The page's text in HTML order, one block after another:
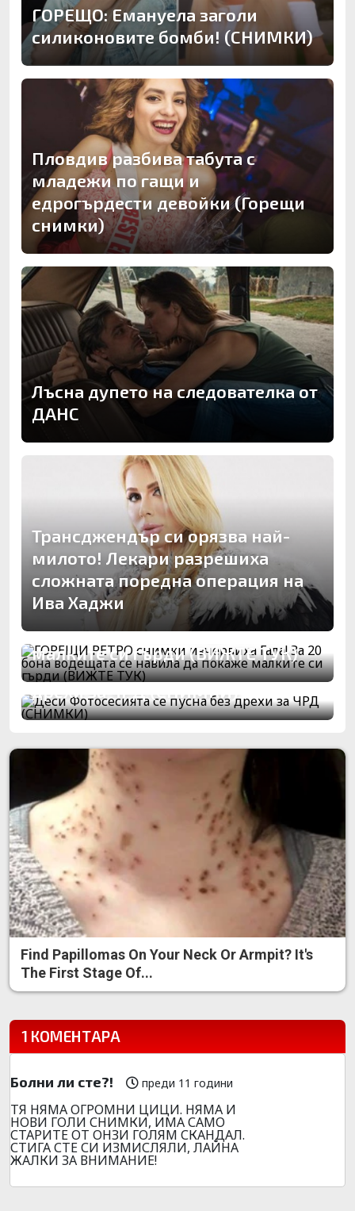
ГОРЕЩО: Емануела заголи
силиконовите бомби! (СНИМКИ)
Пловдив разбива табута с
младежи по гащи и
едрогърдести девойки (Горещи
снимки)
Лъсна дупето на следователка от
ДАНС
Трансджендър си орязва най-
милото! Лекари разрешиха
сложната поредна операция на
Ива Хаджи
ГОРЕЩИ РЕТРО снимки
изчервиха Гала! За 20 бона
водещата се навила да покаже
малките си гърди (ВИЖТЕ ТУК)
Деси Фотосесията се пусна без
дрехи за ЧРД (СНИМКИ)
Find Papillomas On Your Neck Or Armpit? It's
The First Stage Of...
1 КОМЕНТАРА
Болни ли сте?! преди 11 години
ТЯ НЯМА ОГРОМНИ ЦИЦИ. НЯМА И
НОВИ ГОЛИ СНИМКИ, ИМА САМО
СТАРИТЕ ОТ ОНЗИ ГОЛЯМ СКАНДАЛ.
СТИГА СТЕ СИ ИЗМИСЛЯЛИ, ЛАЙНА
ЖАЛКИ ЗА ВНИМАНИЕ!